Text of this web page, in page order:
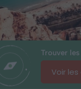
Trouver
Voir